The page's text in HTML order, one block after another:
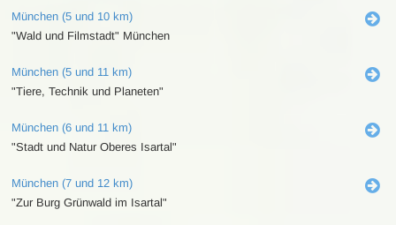
München (5 und 10 km)
"Wald und Filmstadt" München
München (5 und 11 km)
"Tiere, Technik und Planeten"
München (6 und 11 km)
"Stadt und Natur Oberes Isartal"
München (7 und 12 km)
"Zur Burg Grünwald im Isartal"